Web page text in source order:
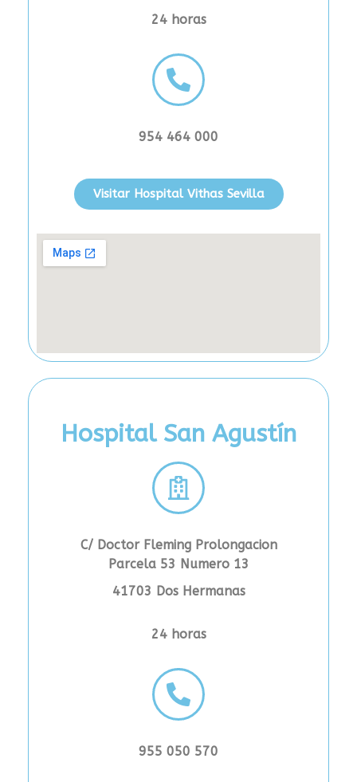
24 horas
954 464 000
Visitar Hospital Vithas Sevilla
Hospital San Agustín
C/ Doctor Fleming Prolongacion
Parcela 53 Numero 13
41703 Dos Hermanas
24 horas
955 050 570